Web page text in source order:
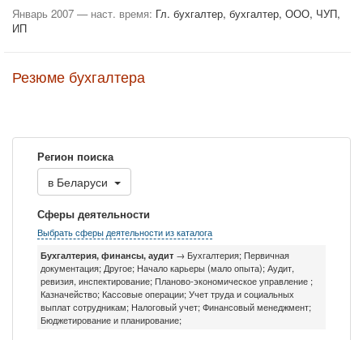
Январь 2007 — наст. время: Гл. бухгалтер, бухгалтер, ООО, ЧУП,
ИП
Резюме бухгалтера
Регион поиска
в Беларуси
Сферы деятельности
Выбрать сферы деятельности из каталога
Бухгалтерия, финансы, аудит → Бухгалтерия; Первичная
документация; Другое; Начало карьеры (мало опыта);Аудит,
ревизия, инспектирование; Планово-экономическое управление ;
Казначейство; Кассовые операции;Учет труда и социальных
выплат сотрудникам; Налоговый учет;Финансовый менеджмент;
Бюджетирование и планирование;